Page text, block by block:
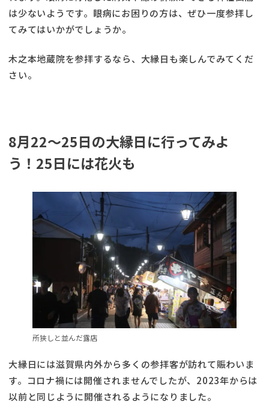
は少ないようです。眼病にお困りの方は、ぜひ一度参拝し
てみてはいかがでしょうか。
木之本地蔵院を参拝するなら、大縁日も楽しんでみてくだ
さい。
8月22～25日の大縁日に行ってみよ
う！25日には花火も
所狭しと並んだ露店
大縁日には滋賀県内外から多くの参拝客が訪れて賑わいま
す。コロナ禍には開催されませんでしたが、2023年からは
以前と同じように開催されるようになりました。